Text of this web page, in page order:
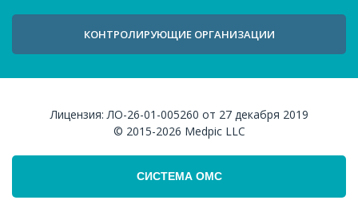
КОНТРОЛИРУЮЩИЕ ОРГАНИЗАЦИИ
Лицензия:ЛО-26-01-005260 от 27 декабря 2019
© 2015-2026 Medpic LLC
СИСТЕМА ОМС